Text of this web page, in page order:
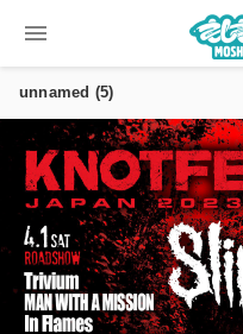
menu
unnamed (5)